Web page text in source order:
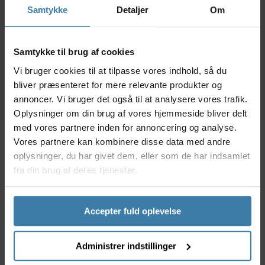
Samtykke Detaljer Om
Samtykke til brug af cookies
Vi bruger cookies til at tilpasse vores indhold, så du
bliver præsenteret for mere relevante produkter og
annoncer. Vi bruger det også til at analysere vores trafik.
Oplysninger om din brug af vores hjemmeside bliver delt
med vores partnere inden for annoncering og analyse.
Vores partnere kan kombinere disse data med andre
oplysninger, du har givet dem, eller som de har indsamlet
fra din brug af deres tjenester.
Accepter fuld oplevelse
Administrer indstillinger
59,00kr.
+10 på lager
værkstedsbrug - 500
69,00kr.
+10 på lager
Beskrivelse Specifikationer
Kædestrammer til nav med ét 16-20 tands tandhjul.
monteres på gearøjet og er ikke egnet til cykler med
Specifikationer